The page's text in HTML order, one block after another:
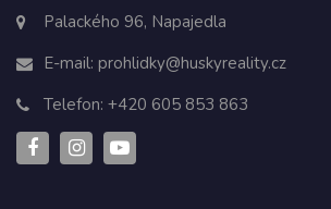
Palackého 96, Napajedla
E-mail: prohlidky@huskyreality.cz
Telefon: +420 605 853 863